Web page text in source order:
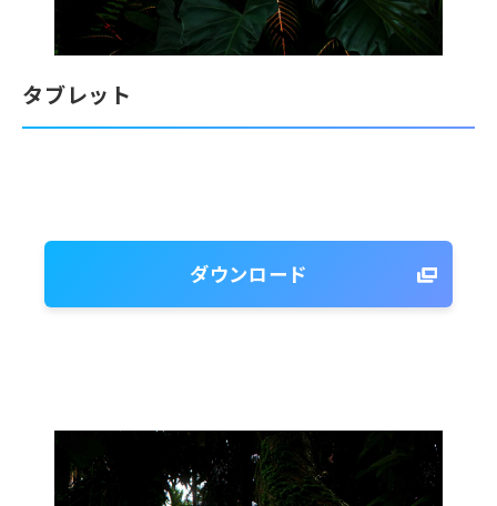
タブレット
ダウンロード